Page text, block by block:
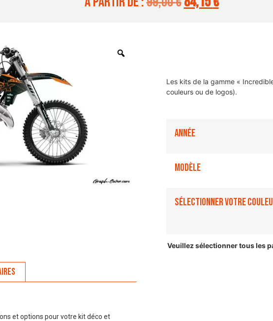
et options pour votre kit déco et
Les kits de la gamme «
couleurs ou de logos).
Année
Modèle
Sélectionner votre
Veuillez sélectionner tous les